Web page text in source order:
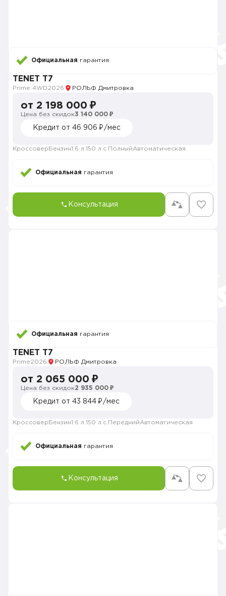
Официальная гарантия
TENET T7
Prime 4WD2026 РОЛЬФ Дмитровка
от 2 198 000 ₽
Цена без скидок3 140 000 ₽
Кредит от 46 906 ₽/мес
Кроссовер Бензин1.6 л. 150 л.с. ПолныйАвтоматическая
Официальная гарантия
Консультация
Официальная гарантия
TENET T7
Prime2026 РОЛЬФ Дмитровка
от 2 065 000 ₽
Цена без скидок2 935 000 ₽
Кредит от 43 844 ₽/мес
Кроссовер Бензин1.6 л. 150 л.с. ПереднийАвтоматическая
Официальная гарантия
Консультация